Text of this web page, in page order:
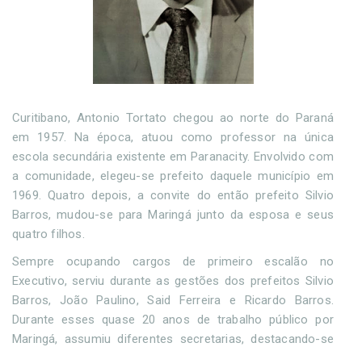
Curitibano, Antonio Tortato chegou ao norte do Paraná
em 1957. Na época, atuou como professor na única
escola secundária existente em Paranacity. Envolvido com
a comunidade, elegeu-se prefeito daquele município em
1969. Quatro depois, a convite do então prefeito Silvio
Barros, mudou-se para Maringá junto da esposa e seus
quatro filhos.
Sempre ocupando cargos de primeiro escalão no
Executivo, serviu durante as gestões dos prefeitos Silvio
Barros, João Paulino, Said Ferreira e Ricardo Barros.
Durante esses quase 20 anos de trabalho público por
Maringá, assumiu diferentes secretarias, destacando-se